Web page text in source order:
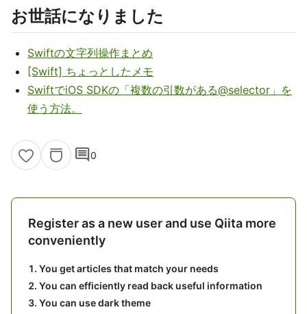
お世話になりました
Swiftの文字列操作まとめ
[Swift] ちょっとしたメモ
SwiftでiOS SDKの「複数の引数がある@selector」を
使う方法。
comment0
Register as a new user and use Qiita more
conveniently
You get articles that match your needs
You can efficiently read back useful information
You can use dark theme